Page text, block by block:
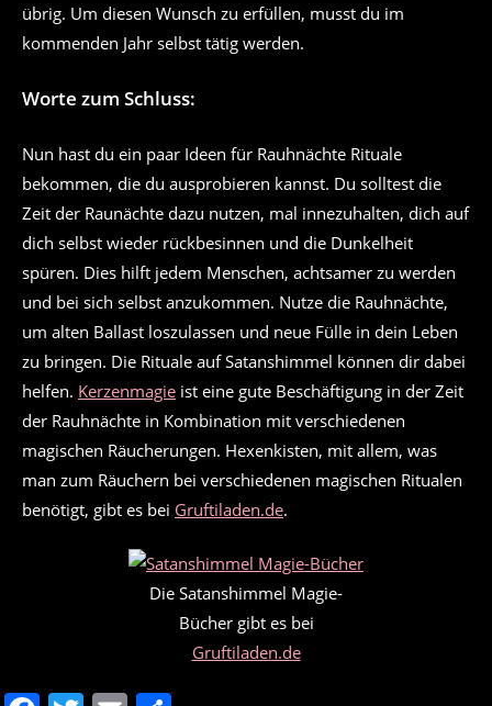
übrig. Um diesen Wunsch zu erfüllen, musst du im
kommenden Jahr selbst tätig werden.
Worte zum Schluss:
Nun hast du ein paar Ideen für Rauhnächte Rituale
bekommen, die du ausprobieren kannst. Du solltest die
Zeit der Raunächte dazu nutzen, mal innezuhalten, dich auf
dich selbst wieder rückbesinnen und die Dunkelheit
spüren. Dies hilft jedem Menschen, achtsamer zu werden
und bei sich selbst anzukommen. Nutze die Rauhnächte,
um alten Ballast loszulassen und neue Fülle in dein Leben
zu bringen. Die Rituale auf Satanshimmel können dir dabei
helfen. Kerzenmagie ist eine gute Beschäftigung in der Zeit
der Rauhnächte in Kombination mit verschiedenen
magischen Räucherungen. Hexenkisten, mit allem, was
man zum Räuchern bei verschiedenen magischen Ritualen
benötigt, gibt es bei Gruftiladen.de.
Die Satanshimmel Magie-
Bücher gibt es bei
Gruftiladen.de